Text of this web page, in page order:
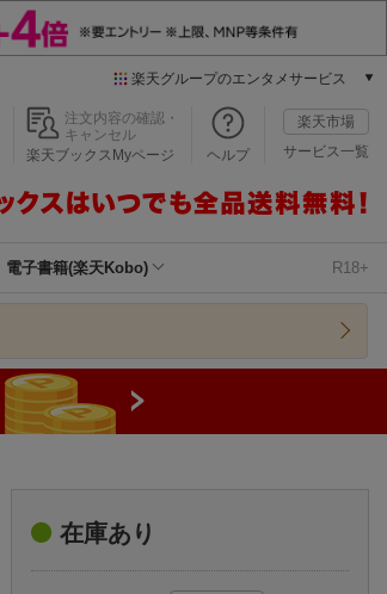
楽天グループのエンタメサービス
本/ゲーム/CD/DVD
楽天ブックス
楽天Kobo
エンタメニュース
注文内容の確認・
キャンセル
楽天ブックスMyページ
ヘルプ
楽天市場
サービス一覧
電子書籍(楽天Kobo) R18+
在庫あり